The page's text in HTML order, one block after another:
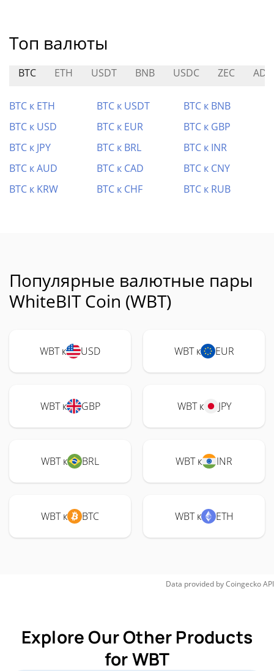
Топ валюты
BTC ETH USDT BNB USDC ZEC ADA
BTC к ETH BTC к USDT
BTC к BNB
BTC к USD
BTC к EUR
BTC к GBP
BTC к JPY
BTC к BRL
BTC к INR
BTC к AUD
BTC к CAD
BTC к CNY
BTC к KRW
BTC к CHF BTC к RUB
Популярные валютные пары
WhiteBIT Coin (WBT)
WBT к USD WBT к EUR
WBT к GBP WBT к JPY
WBT к BRL WBT к INR
WBT к BTC WBT к ETH
Data provided byCoingeckoAPI
Explore Our Other Products
for WBT